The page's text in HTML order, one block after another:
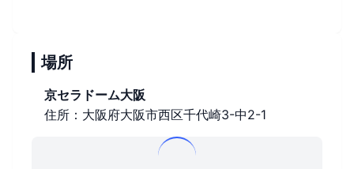
場所
京セラドーム大阪
住所：大阪府大阪市西区千代崎3-中2-1